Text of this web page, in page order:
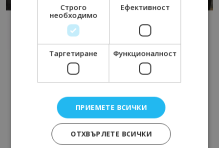
Строго
необходимо
Ефективност
Таргетиране Функционалност
ПРИЕМЕТЕ ВСИЧКИ
ОТХВЪРЛЕТЕ ВСИЧКИ